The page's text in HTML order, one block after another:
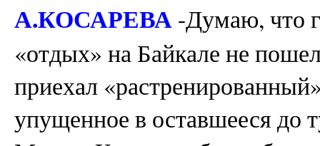
А.КОСАРЕВА-Думаю, что
«отдых» на Байкале не
приехал
упущенное в оставшееся до